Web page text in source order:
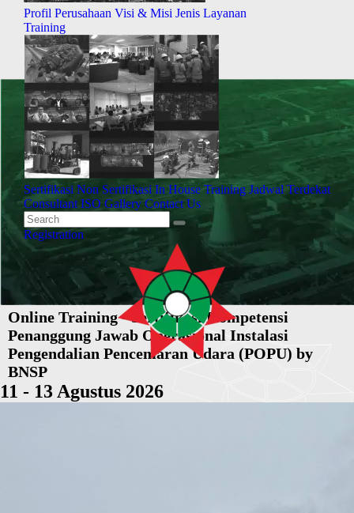
Profil Perusahaan Visi & Misi Jenis Layanan
Training
Sertifikasi Non Sertifikasi In House Training Jadwal Terdekat
Consultant ISO Gallery Contact Us
Registration
Online Training - Sertifikasi Kompetensi
Penanggung Jawab Operasional Instalasi
Pengendalian Pencemaran Udara (POPU) by
BNSP
11 - 13 Agustus 2026